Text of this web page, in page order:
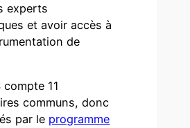
experts
et avoir accès à
de
compte 11
communs, donc
par le programme